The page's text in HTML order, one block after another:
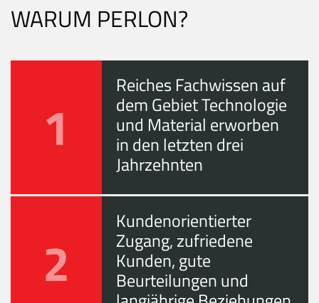
WARUM PERLON?
1
Reiches Fachwissen auf
dem Gebiet Technologie
und Material erworben
in den letzten drei
Jahrzehnten
2
Kundenorientierter
Zugang, zufriedene
Kunden, gute
Beurteilungen und